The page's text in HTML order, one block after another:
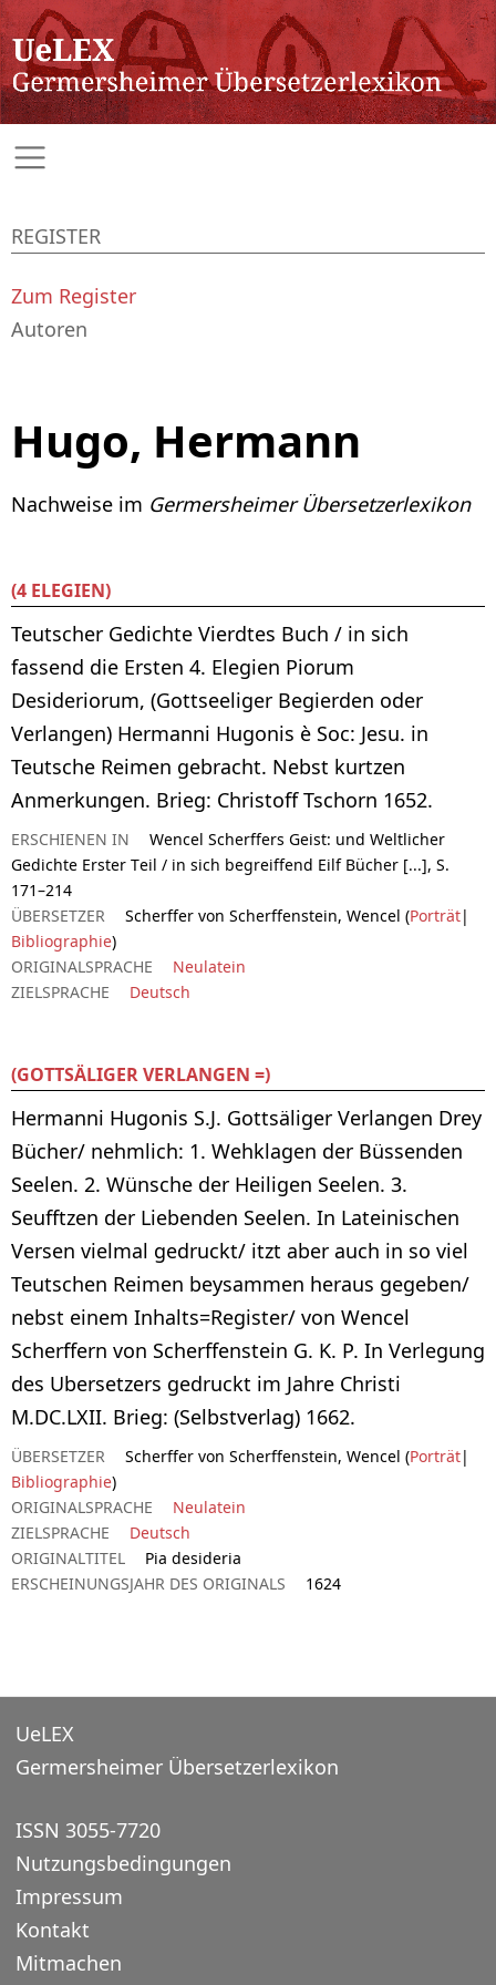
Hugo, Hermann
Nachweise im Germersheimer Übersetzerlexikon
(4 ELEGIEN)
Teutscher Gedichte Vierdtes Buch / in sich
fassend die Ersten 4. Elegien Piorum
Desideriorum, (Gottseeliger Begierden oder
Verlangen) Hermanni Hugonis è Soc: Jesu. in
Teutsche Reimen gebracht. Nebst kurtzen
Anmerkungen. Brieg: Christoff Tschorn 1652.
ERSCHIENEN IN
Wencel Scherffers Geist: und Weltlicher
Gedichte Erster Teil / in sich begreiffend Eilf Bücher [...], S.
171–214
ÜBERSETZER
Scherffer von Scherffenstein, Wencel (Porträt|
Bibliographie)
ORIGINALSPRACHE
Neulatein
ZIELSPRACHE
Deutsch
(GOTTSÄLIGER VERLANGEN =)
Hermanni Hugonis S.J. Gottsäliger Verlangen Drey
Bücher/ nehmlich: 1. Wehklagen der Büssenden
Seelen. 2. Wünsche der Heiligen Seelen. 3.
Seufftzen der Liebenden Seelen. In Lateinischen
Versen vielmal gedruckt/ itzt aber auch in so viel
Teutschen Reimen beysammen heraus gegeben/
nebst einem Inhalts=Register/ von Wencel
Scherffern von Scherffenstein G. K. P. In Verlegung
des Ubersetzers gedruckt im Jahre Christi
M.DC.LXII. Brieg: (Selbstverlag) 1662.
ÜBERSETZER Scherffer von Scherffenstein, Wencel (Porträt|
Bibliographie)
ORIGINALSPRACHE
Neulatein
ZIELSPRACHE
Deutsch
ORIGINALTITEL
Pia desideria
ERSCHEINUNGSJAHR DES ORIGINALS
1624
REGISTER
Zum Register
Autoren
UeLEX
Germersheimer Übersetzerlexikon
ISSN 3055-7720
Nutzungsbedingungen
Impressum
Kontakt
Mitmachen